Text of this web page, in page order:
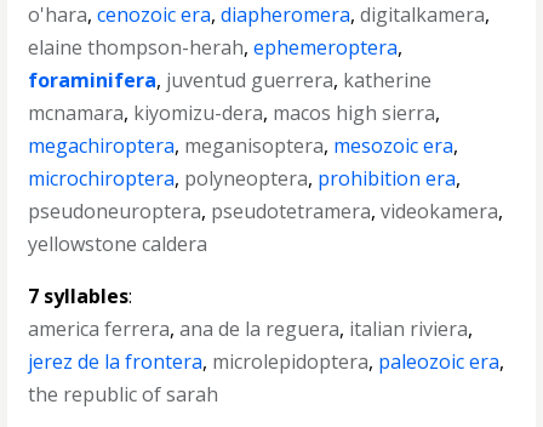
o'hara,cenozoic era,diapheromera,digitalkamera,
elaine thompson-herah,ephemeroptera,
foraminifera, juventud guerrera, katherine
mcnamara, kiyomizu-dera, macos high sierra,
megachiroptera, meganisoptera, mesozoic era,
microchiroptera, polyneoptera, prohibition era,
pseudoneuroptera, pseudotetramera,videokamera,
yellowstone caldera
7 syllables:
america ferrera,ana de la reguera, italian riviera,
jerez de la frontera, microlepidoptera, paleozoic era,
the republic of sarah